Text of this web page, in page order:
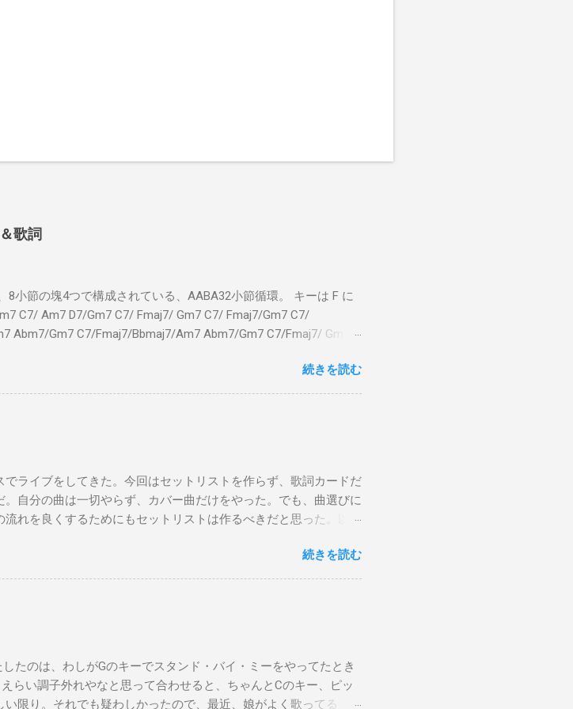
歌詞
小節の塊4つで構成されている、AABA32小節循環。 キーは F に
C7/ Am7 D7/Gm7 C7/ Fmaj7/ Gm7 C7/ Fmaj7/Gm7 C7/
Abm7/Gm7 C7/Fmaj7/Bbmaj7/Am7 Abm7/Gm7 C7/Fmaj7/ Gm7
とてもお気に入りなのさ D7 Gm7 C7 Fmaj7 どこへ行く
ューズ Gm7 C7 Fmaj7 先の尖ったシューズ Gm7 C7
つも気分最高 Bbmaj7 Am7 Abm7 こい...
続きを読む
ライブをしてきた。今回はセットリストを作らず、歌詞カードだ
自分の曲は一切やらず、カバー曲だけをやった。でも、曲選びに
れを良くするためにもセットリストは作るべきだと思った。以下
。是非お越しください。 A change is gonna come Gee, baby, ain't I
Q St. Louis Blues Amado Mio 上を向いて歩こう The Dock Of The
play. Here’s the list of songs I performed. My next subway gig is
to play songs I’ve never performed before.
続きを読む
たのは、わしがGのキーでスタンド・バイ・ミーをやってたとき
らい調子外れやなと思って合わせると、ちゃんとCのキー、ピッ
限り。それでも疑わしかったので、最近、娘がよく歌ってる「帰